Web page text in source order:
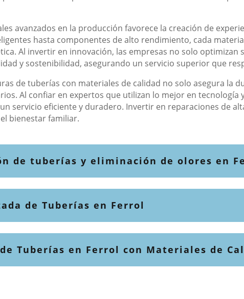
avanzados en la producción favorece la creación de
hasta componentes de alto rendimiento, cada
Al invertir en innovación, las empresas no solo
y sostenibilidad, asegurando un servicio superior que
de tuberías con materiales de calidad no solo asegura la
Al confiar en expertos que utilizan lo mejor en tecnología
servicio eficiente y duradero. Invertir en reparaciones de
bienestar familiar.
de tuberías y eliminación de olores en
de Tuberías en Ferrol
Tuberías en Ferrol con Materiales de